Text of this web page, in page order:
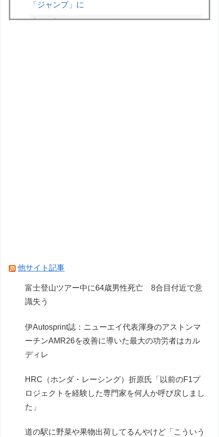
「ジャンプ」に
【速報】とある魔術の禁書目録、最新刊でヒロイ
ーレン加入の噂に「なぜ調和がある現体制を崩す
必要がある？」
Powered by livedoor 相互RSS
他サイト記事
富士登山ツアー中に64歳男性死亡 8合目付近で意
識失う
伊Autosprint誌：ニューエイ代表渾身のアストンマ
ーチンAMR26を改善に導いた最大の功労者はカル
ディレ
HRC（ホンダ・レーシング）折原氏「以前のF1プ
ロジェクトを経験した専門家を何人か呼び戻しまし
た」
道の駅に野菜や果物出荷してるんやけど「こういう